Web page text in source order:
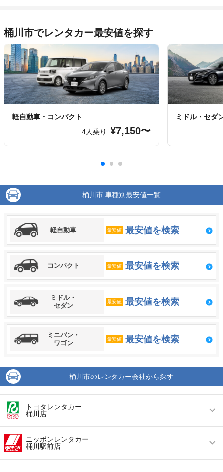
桶川市でレンタカー最安値を探す
軽自動車・コンパクト
4人乗り
¥7,150〜
ミドル・セダ
桶川市 車種別最安値一覧
軽自動車 最安値 最安値を検索
コンパクト 最安値 最安値を検索
ミドル・
セダン
最安値 最安値を検索
ミニバン・
ワゴン
最安値 最安値を検索
桶川市のレンタカー会社から探す
トヨタレンタカー
桶川店
営業時間 毎日 08:00 ～ 20:00
アクセス 桶川駅より徒歩で約5分（送迎なし）
ニッポンレンタカー
桶川駅前店